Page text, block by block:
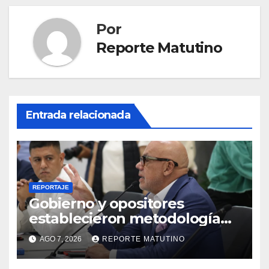
Por
Reporte Matutino
Entrada relacionada
REPORTAJE
Gobierno y opositores
establecieron metodología
para el proceso de diálogo en
Venezuela
AGO 7, 2026 REPORTE MATUTINO